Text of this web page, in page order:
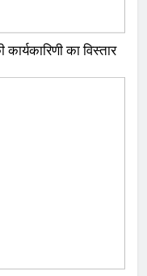
का विस्तार